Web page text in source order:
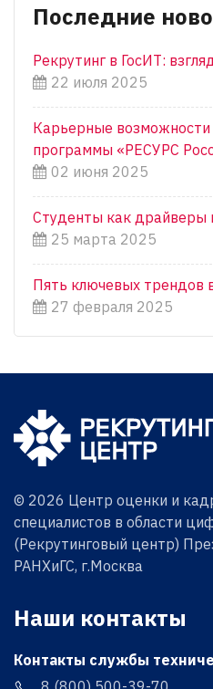
Последние
Рекрутинг в ГосИТ:
22 июля 2025
Карьерные возможности
программы «РЕСУРС
02 июня 2025
Студенты как драйверы
25 марта 2025
Пять ключевых трендов
27 февраля 2025
© 2026 Центр оценки и
специалистов в области
(Рекрутинговый центр)
РАНХиГС, г.Москва
Наши контакты
Контакты службы